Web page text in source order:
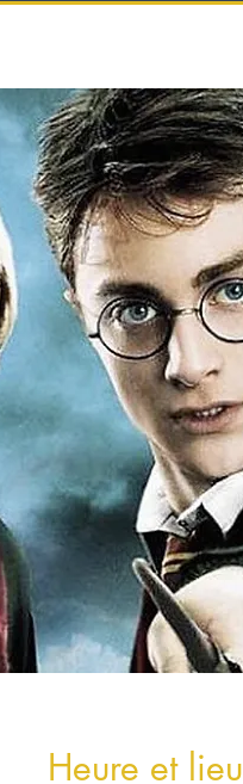
Heure et lieu